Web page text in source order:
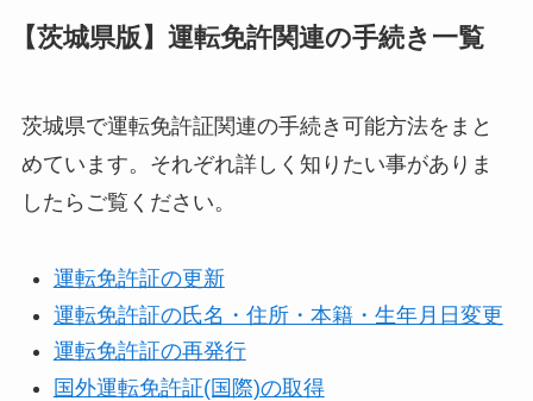
【茨城県版】運転免許関連の手続き一覧
茨城県で運転免許証関連の手続き可能方法をまと
めています。それぞれ詳しく知りたい事がありま
したらご覧ください。
運転免許証の更新
運転免許証の氏名・住所・本籍・生年月日変更
運転免許証の再発行
国外運転免許証(国際)の取得